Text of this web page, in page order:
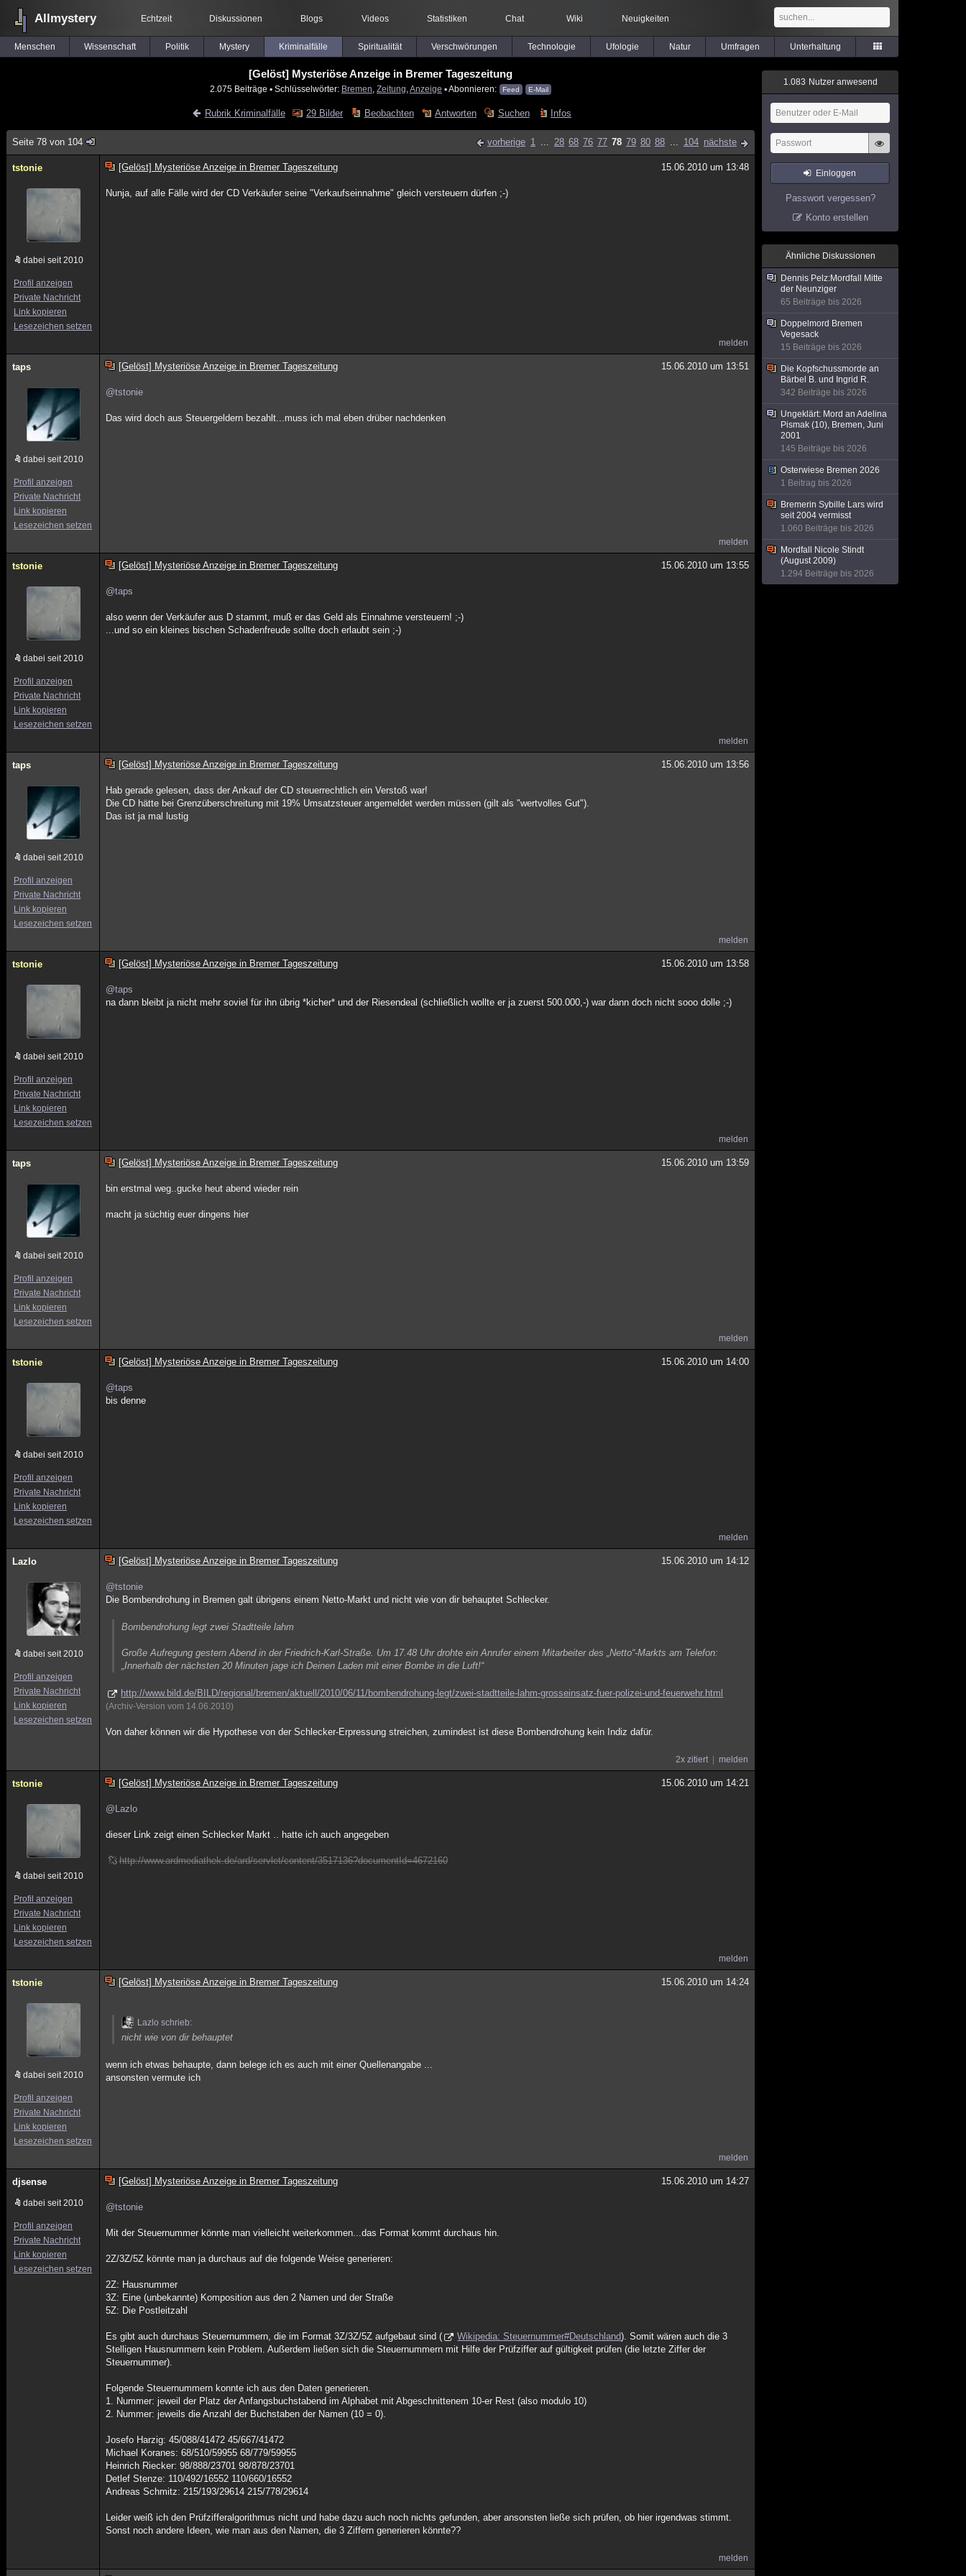
Allmystery Echtzeit Diskussionen Blogs Videos Statistiken Chat Wiki Neuigkeiten
Menschen Wissenschaft Politik Mystery Kriminalfälle Spiritualität Verschwörungen Technologie Ufologie Natur Umfragen Unterhaltung
[Gelöst] Mysteriöse Anzeige in Bremer Tageszeitung
2.075 Beiträge ▪ Schlüsselwörter: Bremen Zeitung Anzeige ▪ Abonnieren: Feed E-Mail
Rubrik Kriminalfälle 29 Bilder Beobachten Antworten Suchen Infos
Seite 78 von 104 vorherige 1 ... 28 68 76 77 78 79 80 88 ... 104 nächste
tstonie
dabei seit 2010
Profil anzeigen
Private Nachricht
Link kopieren
Lesezeichen setzen
[Gelöst] Mysteriöse Anzeige in Bremer Tageszeitung 15.06.2010 um 13:48
Nunja, auf alle Fälle wird der CD Verkäufer seine "Verkaufseinnahme" gleich versteuern dürfen ;-)
melden
taps
dabei seit 2010
Profil anzeigen
Private Nachricht
Link kopieren
Lesezeichen setzen
[Gelöst] Mysteriöse Anzeige in Bremer Tageszeitung 15.06.2010 um 13:51
@tstonie
Das wird doch aus Steuergeldern bezahlt...muss ich mal eben drüber nachdenken
melden
tstonie
dabei seit 2010
Profil anzeigen
Private Nachricht
Link kopieren
Lesezeichen setzen
[Gelöst] Mysteriöse Anzeige in Bremer Tageszeitung 15.06.2010 um 13:55
@taps
also wenn der Verkäufer aus D stammt, muß er das Geld als Einnahme versteuern! ;-)
...und so ein kleines bischen Schadenfreude sollte doch erlaubt sein ;-)
melden
taps
dabei seit 2010
Profil anzeigen
Private Nachricht
Link kopieren
Lesezeichen setzen
[Gelöst] Mysteriöse Anzeige in Bremer Tageszeitung 15.06.2010 um 13:56
Hab gerade gelesen, dass der Ankauf der CD steuerrechtlich ein Verstoß war!
Die CD hätte bei Grenzüberschreitung mit 19% Umsatzsteuer angemeldet werden müssen (gilt als "wertvolles Gut").
Das ist ja mal lustig
melden
tstonie
dabei seit 2010
Profil anzeigen
Private Nachricht
Link kopieren
Lesezeichen setzen
[Gelöst] Mysteriöse Anzeige in Bremer Tageszeitung 15.06.2010 um 13:58
@taps
na dann bleibt ja nicht mehr soviel für ihn übrig *kicher* und der Riesendeal (schließlich wollte er ja zuerst 500.000,-) war dann doch nicht sooo dolle ;-)
melden
taps
dabei seit 2010
Profil anzeigen
Private Nachricht
Link kopieren
Lesezeichen setzen
[Gelöst] Mysteriöse Anzeige in Bremer Tageszeitung 15.06.2010 um 13:59
bin erstmal weg..gucke heut abend wieder rein
macht ja süchtig euer dingens hier
melden
tstonie
dabei seit 2010
Profil anzeigen
Private Nachricht
Link kopieren
Lesezeichen setzen
[Gelöst] Mysteriöse Anzeige in Bremer Tageszeitung 15.06.2010 um 14:00
@taps
bis denne
melden
Lazlo
dabei seit 2010
Profil anzeigen
Private Nachricht
Link kopieren
Lesezeichen setzen
[Gelöst] Mysteriöse Anzeige in Bremer Tageszeitung 15.06.2010 um 14:12
@tstonie
Die Bombendrohung in Bremen galt übrigens einem Netto-Markt und nicht wie von dir behauptet Schlecker.
Bombendrohung legt zwei Stadtteile lahm
Große Aufregung gestern Abend in der Friedrich-Karl-Straße. Um 17.48 Uhr drohte ein Anrufer einem Mitarbeiter des „Netto“-Markts am Telefon:
„Innerhalb der nächsten 20 Minuten jage ich Deinen Laden mit einer Bombe in die Luft!“
http://www.bild.de/BILD/regional/bremen/aktuell/2010/06/11/bombendrohung-legt/zwei-stadtteile-lahm-grosseinsatz-fuer-polizei-und-feuerwehr.html
(Archiv-Version vom 14.06.2010)
Von daher können wir die Hypothese von der Schlecker-Erpressung streichen, zumindest ist diese Bombendrohung kein Indiz dafür.
2x zitiert melden
tstonie
dabei seit 2010
Profil anzeigen
Private Nachricht
Link kopieren
Lesezeichen setzen
[Gelöst] Mysteriöse Anzeige in Bremer Tageszeitung 15.06.2010 um 14:21
@Lazlo
dieser Link zeigt einen Schlecker Markt .. hatte ich auch angegeben
http://www.ardmediathek.de/ard/servlet/content/3517136?documentId=4672160
melden
tstonie
dabei seit 2010
Profil anzeigen
Private Nachricht
Link kopieren
Lesezeichen setzen
[Gelöst] Mysteriöse Anzeige in Bremer Tageszeitung 15.06.2010 um 14:24
Lazlo schrieb:
nicht wie von dir behauptet
wenn ich etwas behaupte, dann belege ich es auch mit einer Quellenangabe ...
ansonsten vermute ich
melden
djsense
dabei seit 2010
Profil anzeigen
Private Nachricht
Link kopieren
Lesezeichen setzen
[Gelöst] Mysteriöse Anzeige in Bremer Tageszeitung 15.06.2010 um 14:27
@tstonie
Mit der Steuernummer könnte man vielleicht weiterkommen...das Format kommt durchaus hin.
2Z/3Z/5Z könnte man ja durchaus auf die folgende Weise generieren:
2Z: Hausnummer
3Z: Eine (unbekannte) Komposition aus den 2 Namen und der Straße
5Z: Die Postleitzahl
Es gibt auch durchaus Steuernummern, die im Format 3Z/3Z/5Z aufgebaut sind ( Wikipedia: Steuernummer#Deutschland). Somit wären auch die 3
Stelligen Hausnummern kein Problem. Außerdem ließen sich die Steuernummern mit Hilfe der Prüfziffer auf gültigkeit prüfen (die letzte Ziffer der
Steuernummer).
Folgende Steuernummern konnte ich aus den Daten generieren.
1. Nummer: jeweil der Platz der Anfangsbuchstabend im Alphabet mit Abgeschnittenem 10-er Rest (also modulo 10)
2. Nummer: jeweils die Anzahl der Buchstaben der Namen (10 = 0).
Josefo Harzig: 45/088/41472 45/667/41472
Michael Koranes: 68/510/59955 68/779/59955
Heinrich Riecker: 98/888/23701 98/878/23701
Detlef Stenze: 110/492/16552 110/660/16552
Andreas Schmitz: 215/193/29614 215/778/29614
Leider weiß ich den Prüfzifferalgorithmus nicht und habe dazu auch noch nichts gefunden, aber ansonsten ließe sich prüfen, ob hier irgendwas stimmt.
Sonst noch andere Ideen, wie man aus den Namen, die 3 Ziffern generieren könnte??
melden
1.083 Nutzer anwesend
Einloggen
Passwort vergessen?
Konto erstellen
Ähnliche Diskussionen
Dennis Pelz:Mordfall Mitte
der Neunziger
65 Beiträge bis 2026
Doppelmord Bremen
Vegesack
15 Beiträge bis 2026
Die Kopfschussmorde an
Bärbel B. und Ingrid R.
342 Beiträge bis 2026
Ungeklärt: Mord an Adelina
Pismak (10), Bremen, Juni
2001
145 Beiträge bis 2026
Osterwiese Bremen 2026
1 Beitrag bis 2026
Bremerin Sybille Lars wird
seit 2004 vermisst
1.060 Beiträge bis 2026
Mordfall Nicole Stindt
(August 2009)
1.294 Beiträge bis 2026